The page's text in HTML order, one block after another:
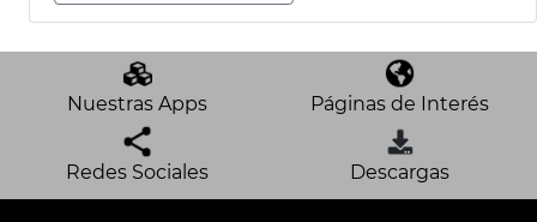
Nuestras Apps Páginas de Interés
Redes Sociales Descargas